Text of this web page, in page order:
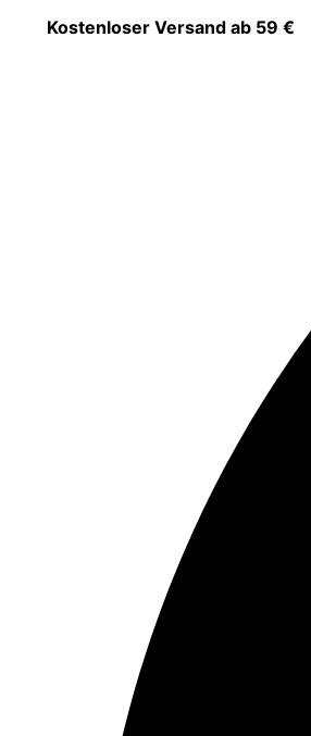
ZumKostenloser Versand ab 59 €
MENÜ
MENÜ
MENÜ